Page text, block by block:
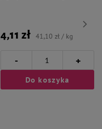
4,11 zł 41,10 zł / kg
- +
Do koszyka